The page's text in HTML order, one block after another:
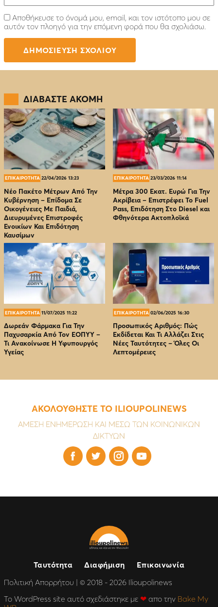
Αποθήκευσε το όνομά μου, email, και τον ιστότοπο μου σε
αυτόν τον πλοηγό για την επόμενη φορά που θα σχολιάσω.
ΔΙΑΒΑΣΤΕ ΑΚΟΜΗ
ΕΠΙΚΑΙΡΟΤΗΤΑ 22/04/2026 13:23
Νέο Πακέτο Μέτρων Από Την
Κυβέρνηση – Επίδομα Σε
Οικογένειες Με Παιδιά,
Διευρυμένες Επιστροφές
Ενοικίων Και Επιδότηση
Καυσίμων
ΕΠΙΚΑΙΡΟΤΗΤΑ 23/03/2026 11:14
Μέτρα 300 Εκατ. Ευρώ Για Την
Ακρίβεια – Επιστρέφει Το Fuel
Pass, Επιδότηση Στο Diesel και
Φθηνότερα Ακτοπλοϊκά
ΕΠΙΚΑΙΡΟΤΗΤΑ 11/07/2025 11:22
Δωρεάν Φάρμακα Για Την
Παχυσαρκία Από Τον EOΠΥΥ –
Τι Ανακοίνωσε Η Υφυπουργός
Υγείας
ΕΠΙΚΑΙΡΟΤΗΤΑ 02/06/2025 16:30
Προσωπικός Αριθμός: Πώς
Εκδίδεται Και Τι Αλλάζει Στις
Νέες Ταυτότητες – Όλες Οι
Λεπτομέρειες
ΑΚΟΛΟΥΘΗΣΤΕ ΤΟ ILIOUPOLINEWS
ΑΜΕΣΗ ΕΝΗΜΕΡΩΣΗ ΚΑΙ ΜΕΣΩ ΤΩΝ ΚΟΙΝΩΝΙΚΩΝ
ΔΙΚΤΥΩΝ
   
Ταυτότητα Διαφήμιση
Επικοινωνία
Πολιτική Απορρήτου | © 2018 - 2026 Ilioupolinews
Το WordPress site αυτό σχεδιάστηκε με ❤ απο την Bake My